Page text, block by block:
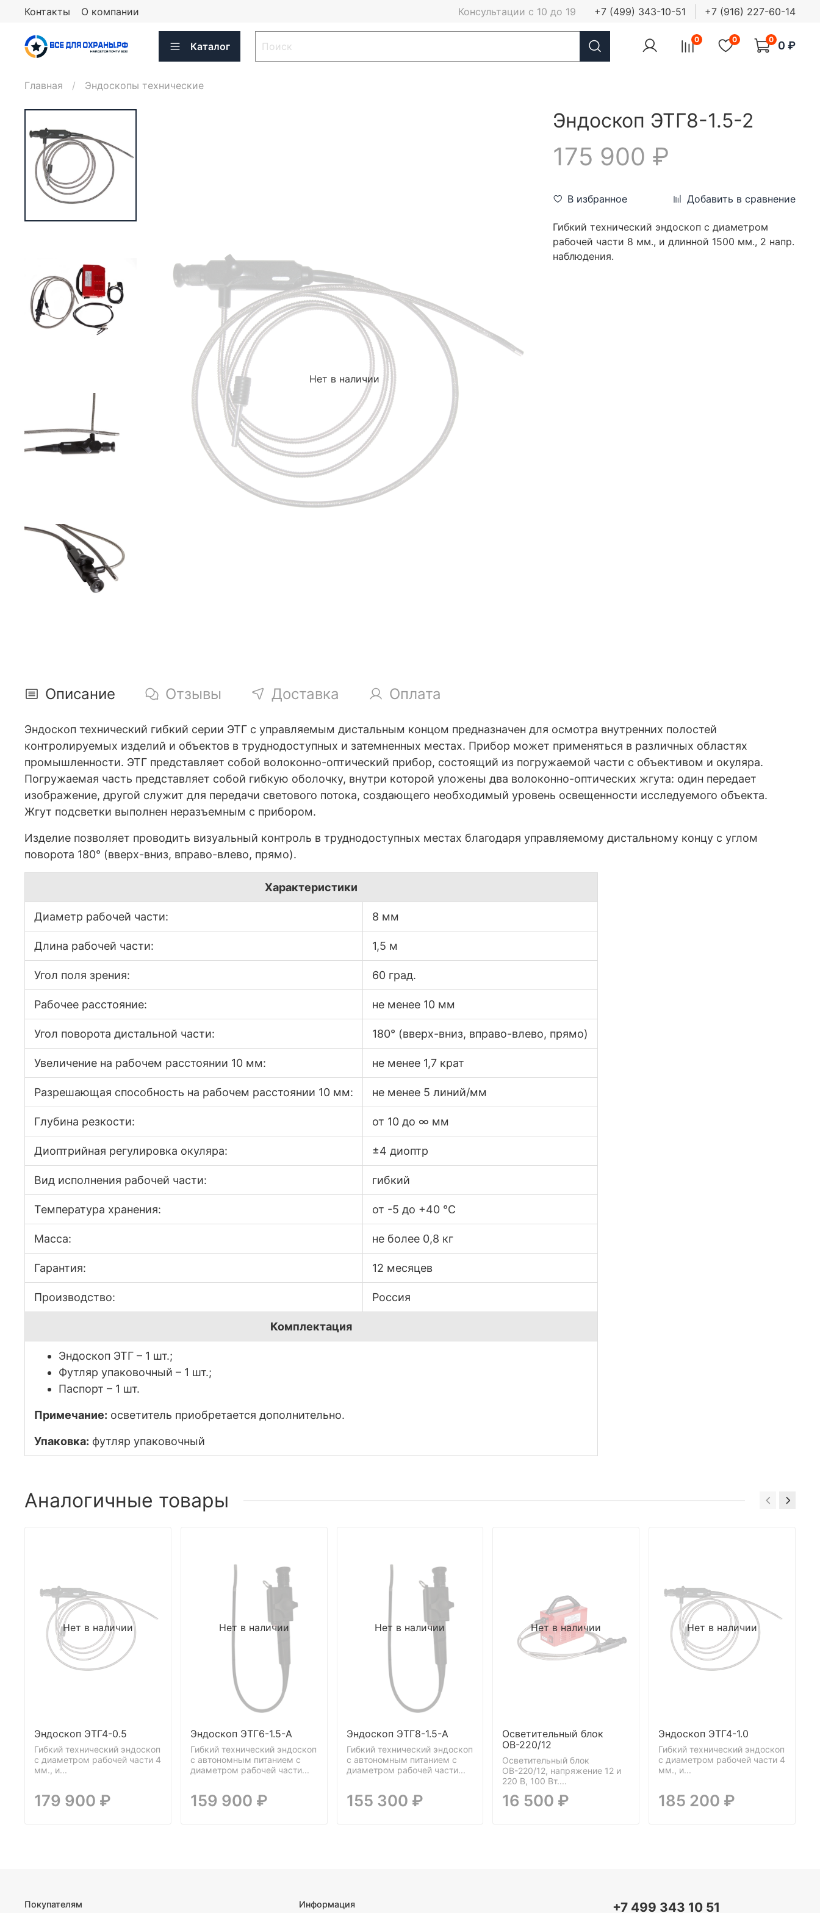
Контакты О компании Консультации с 10 до 19 +7 (499) 343-10-51 +7 (916) 227-60-14
Каталог
0 0 0 0 ₽
Главная Эндоскопы технические
Нет в наличии
Эндоскоп ЭТГ8-1.5-2
175 900 ₽
В избранное Добавить в сравнение
Гибкий технический эндоскоп c диаметром
рабочей части 8 мм., и длинной 1500 мм., 2 напр.
наблюдения.
Описание Отзывы Доставка Оплата
Эндоскоп технический гибкий серии ЭТГ с управляемым дистальным концом предназначен для осмотра внутренних полостей
контролируемых изделий и объектов в труднодоступных и затемненных местах. Прибор может применяться в различных областях
промышленности. ЭТГ представляет собой волоконно-оптический прибор, состоящий из погружаемой части с объективом и окуляра.
Погружаемая часть представляет собой гибкую оболочку, внутри которой уложены два волоконно-оптических жгута: один передает
изображение, другой служит для передачи светового потока, создающего необходимый уровень освещенности исследуемого объекта.
Жгут подсветки выполнен неразъемным с прибором.
Изделие позволяет проводить визуальный контроль в труднодоступных местах благодаря управляемому дистальному концу с углом
поворота 180° (вверх-вниз, вправо-влево, прямо).
Характеристики
Диаметр рабочей части: 8 мм
Длина рабочей части: 1,5 м
Угол поля зрения: 60 град.
Рабочее расстояние: не менее 10 мм
Угол поворота дистальной части: 180° (вверх-вниз, вправо-влево, прямо)
Увеличение на рабочем расстоянии 10 мм: не менее 1,7 крат
Разрешающая способность на рабочем расстоянии 10 мм: не менее 5 линий/мм
Глубина резкости: от 10 до ∞ мм
Диоптрийная регулировка окуляра: ±4 диоптр
Вид исполнения рабочей части: гибкий
Температура хранения: от -5 до +40 °С
Масса: не более 0,8 кг
Гарантия: 12 месяцев
Производство: Россия
Комплектация
Эндоскоп ЭТГ – 1 шт.;
Футляр упаковочный – 1 шт.;
Паспорт – 1 шт.
Примечание: осветитель приобретается дополнительно.
Упаковка: футляр упаковочный
Аналогичные товары
Нет в наличии
Эндоскоп ЭТГ4-0.5
Гибкий технический эндоскоп
c диаметром рабочей части 4
мм., и...
179 900 ₽
Нет в наличии
Эндоскоп ЭТГ6-1.5-А
Гибкий технический эндоскоп
c автономным питанием c
диаметром рабочей части...
159 900 ₽
Нет в наличии
Эндоскоп ЭТГ8-1.5-А
Гибкий технический эндоскоп
c автономным питанием c
диаметром рабочей части...
155 300 ₽
Нет в наличии
Осветительный блок
ОВ-220/12
Осветительный блок
ОВ-220/12, напряжение 12 и
220 В, 100 Вт....
16 500 ₽
Нет в наличии
Эндоскоп ЭТГ4-1.0
Гибкий технический эндоскоп
c диаметром рабочей части 4
мм., и...
185 200 ₽
Покупателям Информация +7 499 343 10 51